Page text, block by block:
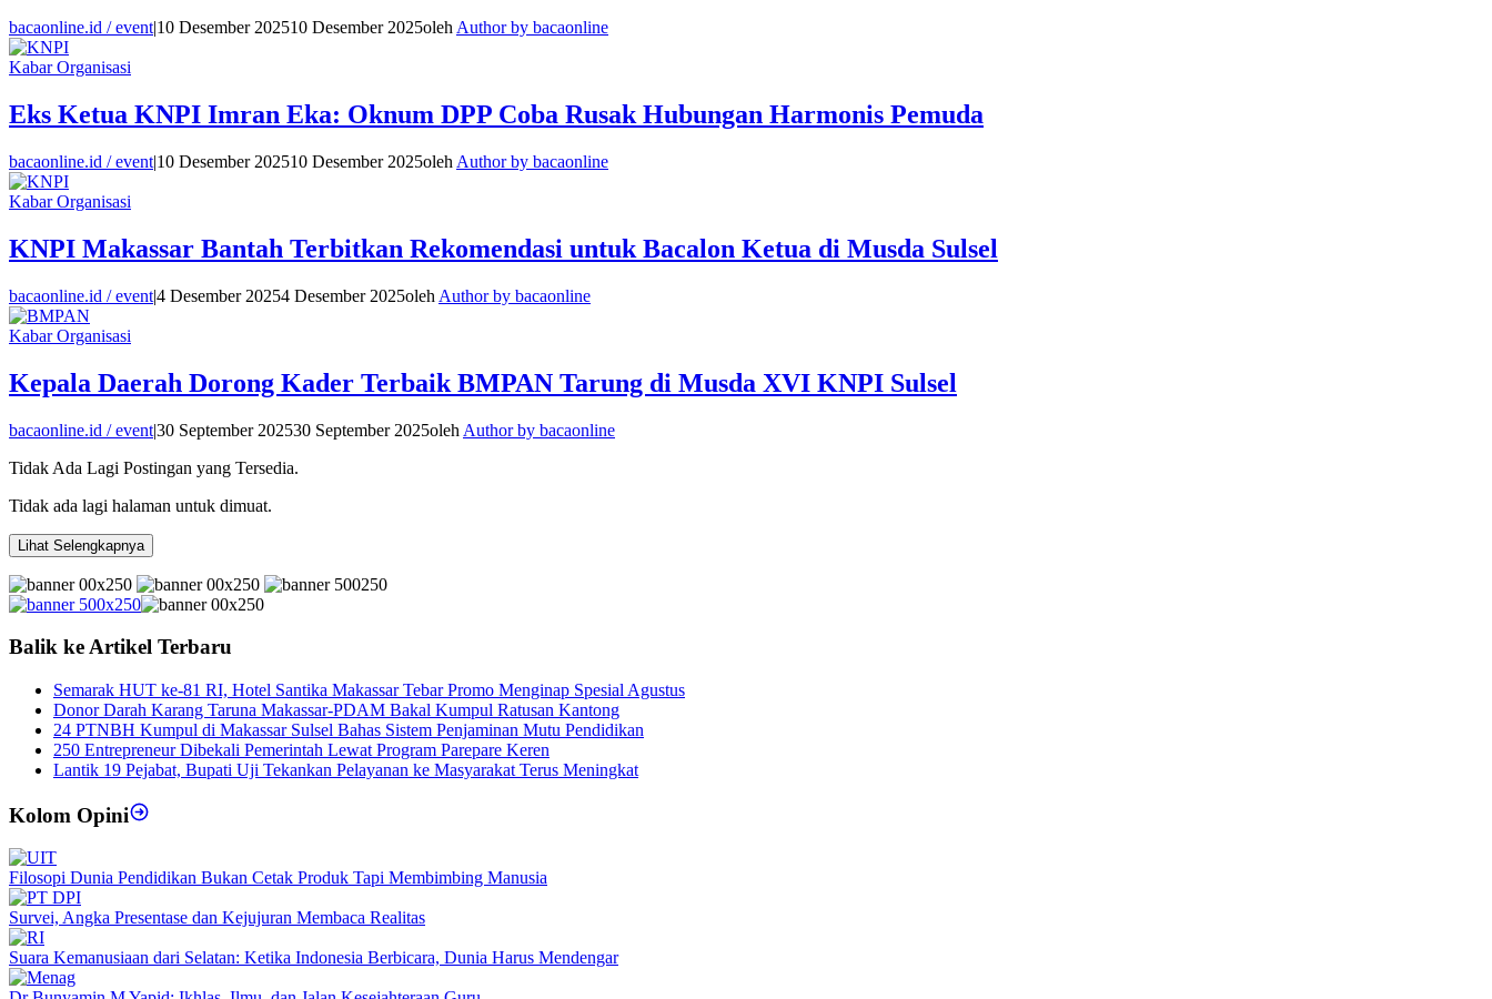
bacaonline.id / event|10 Desember 202510 Desember 2025oleh Author by bacaonline
Kabar Organisasi
Eks Ketua KNPI Imran Eka: Oknum DPP Coba Rusak Hubungan Harmonis Pemuda
bacaonline.id / event|10 Desember 202510 Desember 2025oleh Author by bacaonline
Kabar Organisasi
KNPI Makassar Bantah Terbitkan Rekomendasi untuk Bacalon Ketua di Musda Sulsel
bacaonline.id / event|4 Desember 20254 Desember 2025oleh Author by bacaonline
Kabar Organisasi
Kepala Daerah Dorong Kader Terbaik BMPAN Tarung di Musda XVI KNPI Sulsel
bacaonline.id / event|30 September 202530 September 2025oleh Author by bacaonline
Tidak Ada Lagi Postingan yang Tersedia.
Tidak ada lagi halaman untuk dimuat.
Lihat Selengkapnya
Balik ke Artikel Terbaru
Semarak HUT ke-81 RI, Hotel Santika Makassar Tebar Promo Menginap Spesial Agustus
Donor Darah Karang Taruna Makassar-PDAM Bakal Kumpul Ratusan Kantong
24 PTNBH Kumpul di Makassar Sulsel Bahas Sistem Penjaminan Mutu Pendidikan
250 Entrepreneur Dibekali Pemerintah Lewat Program Parepare Keren
Lantik 19 Pejabat, Bupati Uji Tekankan Pelayanan ke Masyarakat Terus Meningkat
Kolom Opini
Filosopi Dunia Pendidikan Bukan Cetak Produk Tapi Membimbing Manusia
Survei, Angka Presentase dan Kejujuran Membaca Realitas
Suara Kemanusiaan dari Selatan: Ketika Indonesia Berbicara, Dunia Harus Mendengar